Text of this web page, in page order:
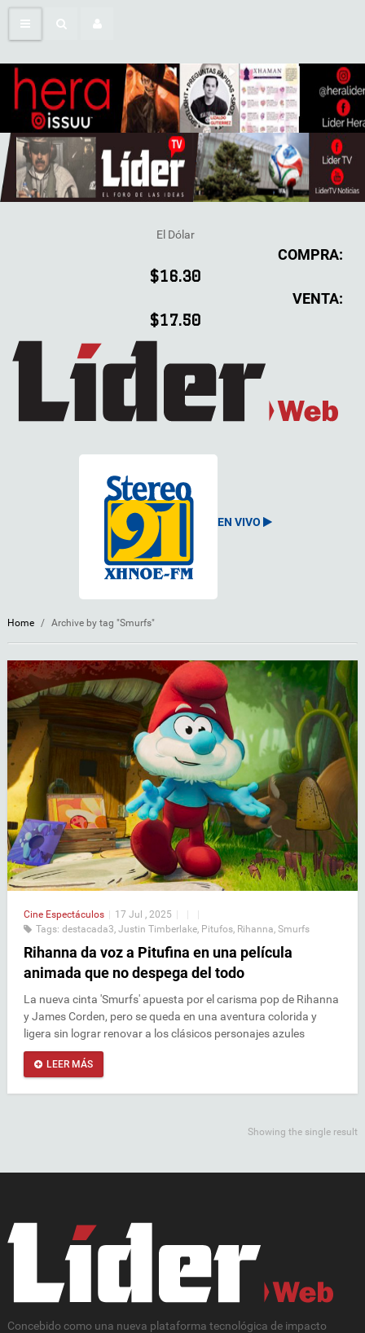
El Dólar
COMPRA:
$16.30
VENTA:
$17.50
EN VIVO
Home / Archive by tag "Smurfs"
Cine Espectáculos | 17 Jul , 2025 | |
|
Tags: destacada3 Justin Timberlake Pitufos Rihanna Smurfs
Rihanna da voz a Pitufina en una película
animada que no despega del todo
La nueva cinta 'Smurfs' apuesta por el carisma pop de Rihanna
y James Corden, pero se queda en una aventura colorida y
ligera sin lograr renovar a los clásicos personajes azules
LEER MÁS
Showing the single result
Concebido como una nueva plataforma tecnológica de impacto